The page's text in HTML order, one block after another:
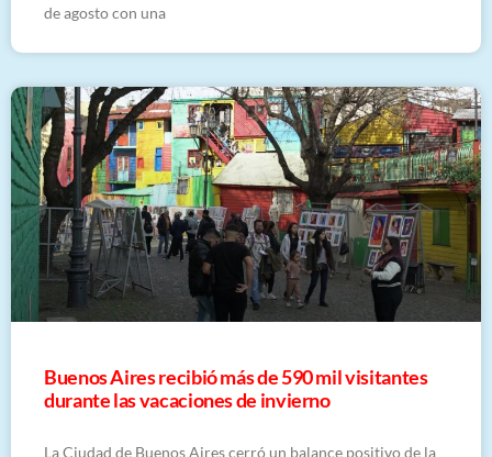
de agosto con una
Buenos Aires recibió más de 590 mil visitantes
durante las vacaciones de invierno
La Ciudad de Buenos Aires cerró un balance positivo de la